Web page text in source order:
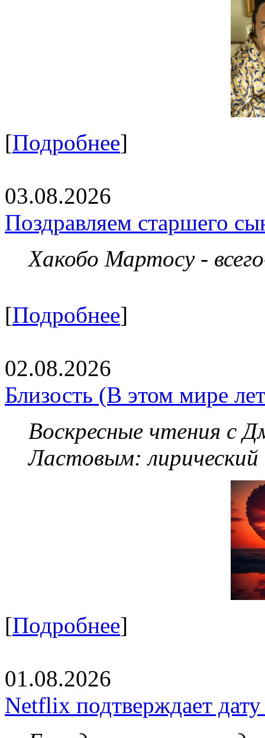
[Подробнее]
03.08.2026
Поздравляем старшего
Хакобо Мартосу -
[Подробнее]
02.08.2026
Близость (В этом мире
Воскресные чтения с
Ластовым:
[Подробнее]
01.08.2026
Netflix подтверждает